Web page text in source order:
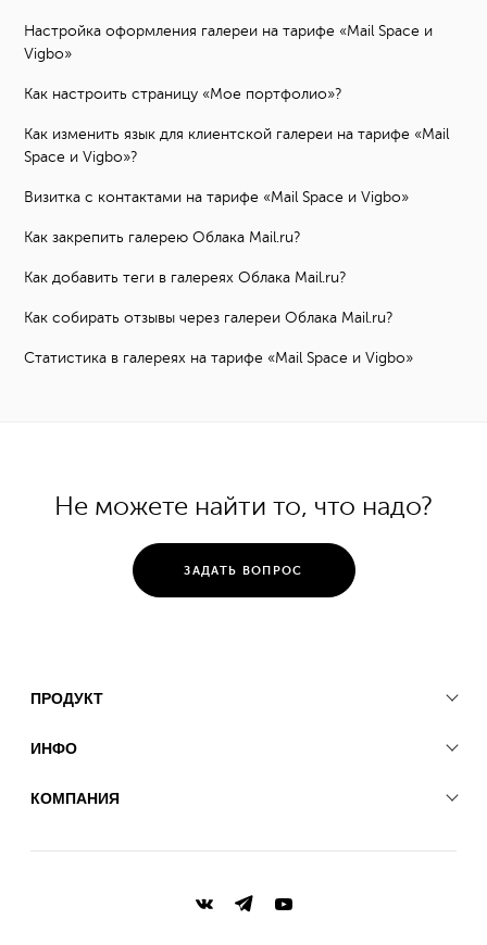
Настройка оформления галереи на тарифе «Mail Space и
Vigbo»
Как настроить страницу «Мое портфолио»?
Как изменить язык для клиентской галереи на тарифе «Mail
Space и Vigbo»?
Визитка с контактами на тарифе «Mail Space и Vigbo»
Как закрепить галерею Облака Mail.ru?
Как добавить теги в галереях Облака Mail.ru?
Как собирать отзывы через галереи Облака Mail.ru?
Статистика в галереях на тарифе «Mail Space и Vigbo»
Не можете найти то, что надо?
ЗАДАТЬ ВОПРОС
ПРОДУКТ
ИНФО
КОМПАНИЯ